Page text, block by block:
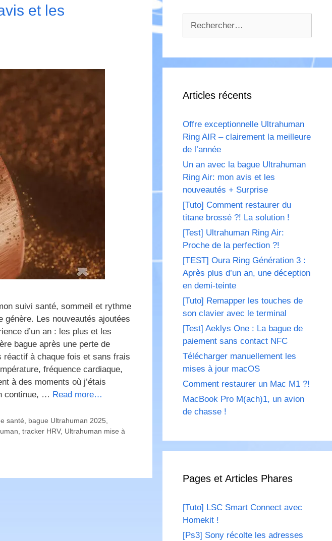
et les
suivi santé, sommeil et rythme
génère. Les nouveautés ajoutées
d’un an : les plus et les
bague après une perte de
à chaque fois et sans frais
fréquence cardiaque,
à des moments où j’étais
continue, … Read more…
santé, bague Ultrahuman 2025,
, tracker HRV, Ultrahuman mise à
Articles récents
Offre exceptionnelle Ultrahuman
Ring AIR – clairement la meilleure
de l’année
Un an avec la bague Ultrahuman
Ring Air: mon avis et les
nouveautés + Surprise
[Tuto] Comment restaurer du
titane brossé ?! La solution !
[Test] Ultrahuman Ring Air:
Proche de la perfection ?!
[TEST] Oura Ring Génération 3 :
Après plus d’un an, une déception
en demi-teinte
[Tuto] Remapper les touches de
son clavier avec le terminal
[Test] Aeklys One : La bague de
paiement sans contact NFC
Télécharger manuellement les
mises à jour macOS
Comment restaurer un Mac M1 ?!
MacBook Pro M(ach)1, un avion
de chasse !
Pages et Articles Phares
[Tuto] LSC Smart Connect avec
Homekit !
[Ps3] Sony récolte les adresses